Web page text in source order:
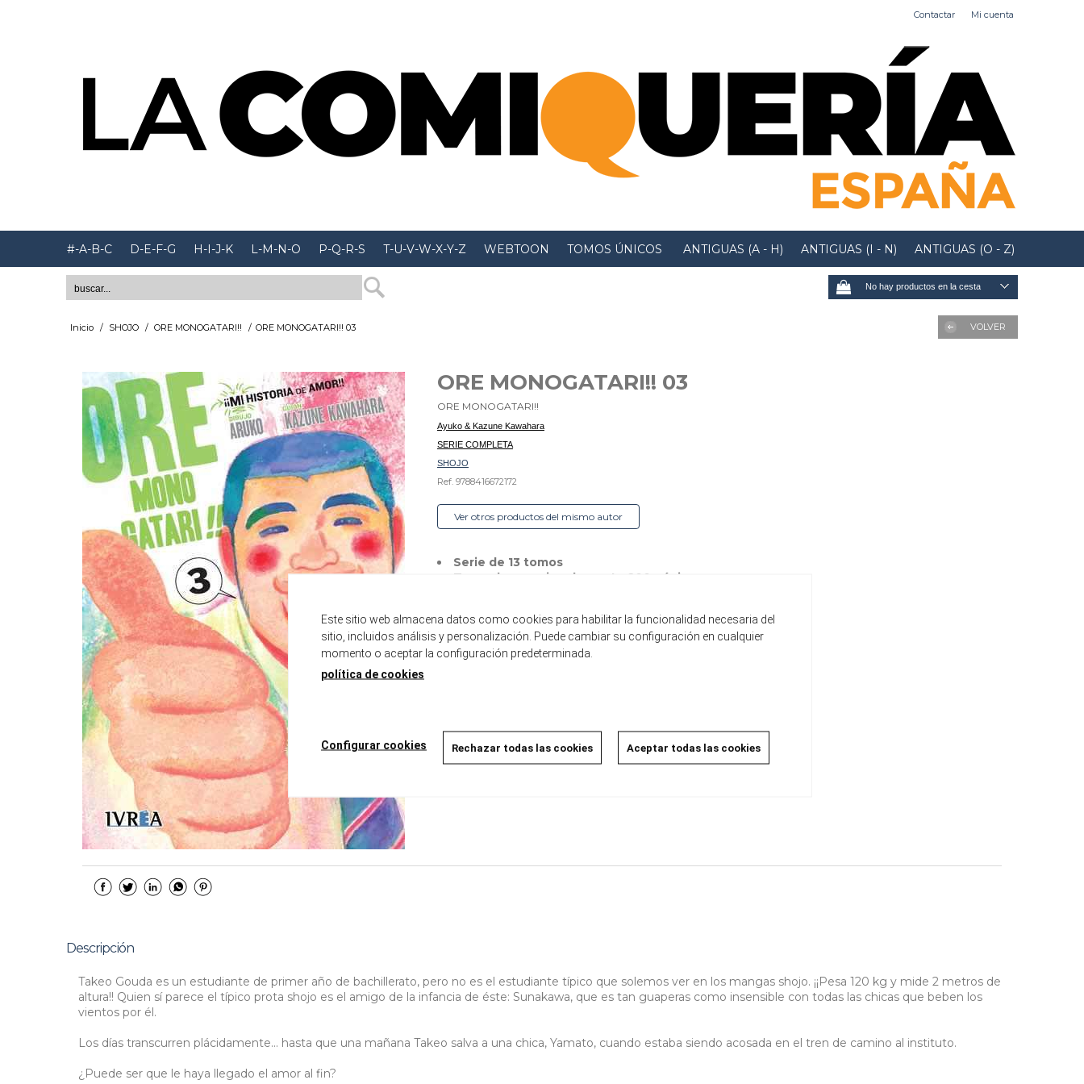
Contactar Mi cuenta
#-A-B-C D-E-F-G H-I-J-K L-M-N-O P-Q-R-S T-U-V-W-X-Y-Z WEBTOON TOMOS ÚNICOS ANTIGUAS (A - H) ANTIGUAS (I - N) ANTIGUAS (O - Z)
No hay productos en la cesta
Inicio / SHOJO / ORE MONOGATARI!! / ORE MONOGATARI!! 03 VOLVER
ORE MONOGATARI!! 03
ORE MONOGATARI!!
Ayuko & Kazune Kawahara
SERIE COMPLETA
SHOJO
Ref. 9788416672172
Ver otros productos del mismo autor
Serie de 13 tomos
Tomo de aproximadamente 200 páginas
Disponible
8,00 € 7,60 €
Descripción
Takeo Gouda es un estudiante de primer año de bachillerato, pero no es el estudiante típico que solemos ver en los mangas shojo. ¡¡Pesa 120 kg y mide 2 metros de
altura!! Quien sí parece el típico prota shojo es el amigo de la infancia de éste: Sunakawa, que es tan guaperas como insensible con todas las chicas que beben los
vientos por él.
Los días transcurren plácidamente... hasta que una mañana Takeo salva a una chica, Yamato, cuando estaba siendo acosada en el tren de camino al instituto.
¿Puede ser que le haya llegado el amor al fin?
Este sitio web almacena datos como cookies para habilitar la funcionalidad necesaria del
sitio, incluidos análisis y personalización. Puede cambiar su configuración en cualquier
momento o aceptar la configuración predeterminada.
política de cookies
Configurar cookies Rechazar todas las cookies Aceptar todas las cookies